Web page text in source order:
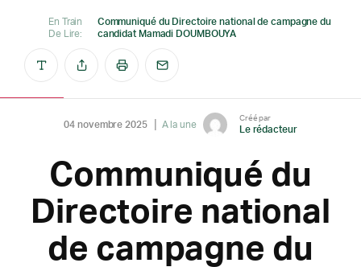
En Train
De Lire:
Communiqué du Directoire national de campagne du
candidat Mamadi DOUMBOUYA
04 novembre 2025 A la une
Créé par
Le rédacteur
Communiqué du
Directoire national
de campagne du